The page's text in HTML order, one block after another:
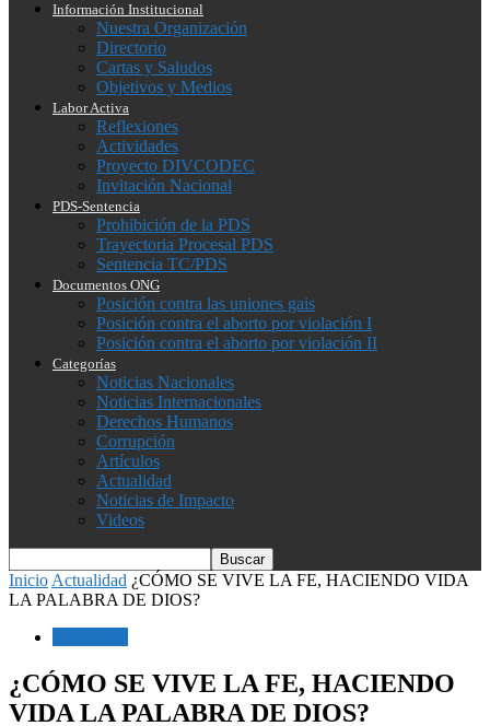
Información Institucional
Nuestra Organización
Directorio
Cartas y Saludos
Objetivos y Medios
Labor Activa
Reflexiones
Actividades
Proyecto DIVCODEC
Invitación Nacional
PDS-Sentencia
Prohibición de la PDS
Trayectoria Procesal PDS
Sentencia TC/PDS
Documentos ONG
Posición contra las uniones gais
Posición contra el aborto por violación I
Posición contra el aborto por violación II
Categorías
Noticias Nacionales
Noticias Internacionales
Derechos Humanos
Corrupción
Artículos
Actualidad
Noticias de Impacto
Videos
Inicio Actualidad ¿CÓMO SE VIVE LA FE, HACIENDO VIDA
LA PALABRA DE DIOS?
¿CÓMO SE VIVE LA FE, HACIENDO
VIDA LA PALABRA DE DIOS?